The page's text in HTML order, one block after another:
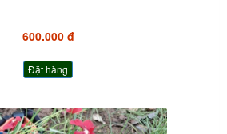
600.000 đ
Đặt hàng